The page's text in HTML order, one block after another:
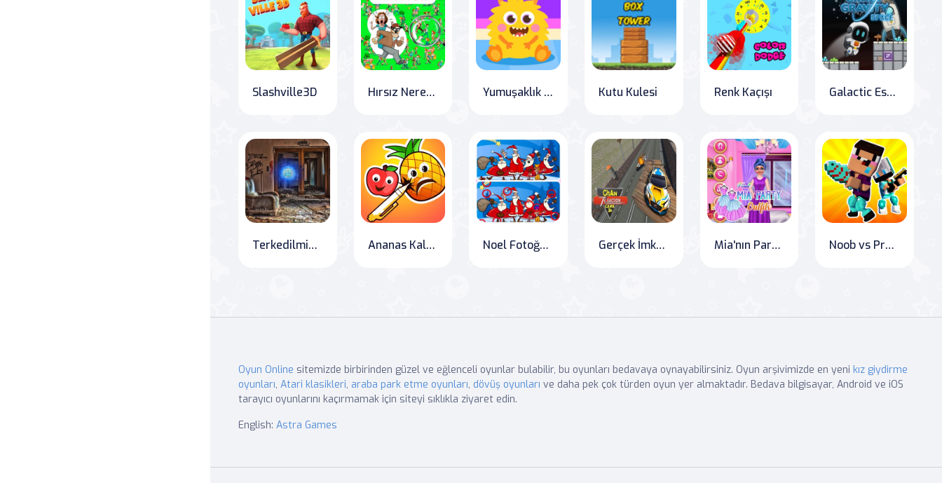
Slashville3D Hırsız Nerede? Yumuşaklık Yuvaya Dönüş Kutu Kulesi Renk Kaçışı Galactic Escape: The Adventures of the Astronaut
Terkedilmiş Orman Evi Ananas Kalemi Deluxe Noel Fotoğraf Farkları 2 Gerçek İmkansız Zincir Araba Yarışı 2020 Mia'nın Parti Kıyafetlerini Bul Noob vs Pro Meydan Okuması
Oyun Online sitemizde birbirinden güzel ve eğlenceli oyunlar bulabilir, bu oyunları bedavaya oynayabilirsiniz. Oyun arşivimizde en yeni kız giydirme
oyunları, Atari klasikleri, araba park etme oyunları, dövüş oyunları ve daha pek çok türden oyun yer almaktadır. Bedava bilgisayar, Android ve iOS
tarayıcı oyunlarını kaçırmamak için siteyi sıklıkla ziyaret edin.
English: Astra Games